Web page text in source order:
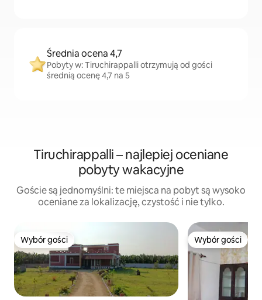
Średnia ocena 4,7
Pobyty w: Tiruchirappalli otrzymują od gości
średnią ocenę 4,7 na 5
Tiruchirappalli – najlepiej oceniane
pobyty wakacyjne
Goście są jednomyślni: te miejsca na pobyt są wysoko
oceniane za lokalizację, czystość i nie tylko.
Wybór gości
Wybór gości Wybór gości
Wybór gości